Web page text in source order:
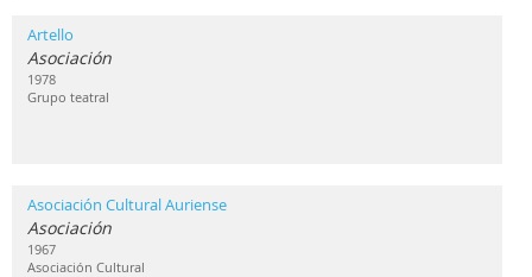
Artello
Asociación
1978
Grupo teatral
Asociación Cultural Auriense
Asociación
1967
Asociación Cultural